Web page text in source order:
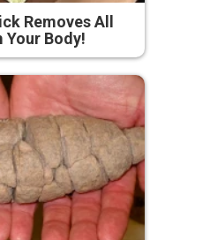
Removes All
Your Body!